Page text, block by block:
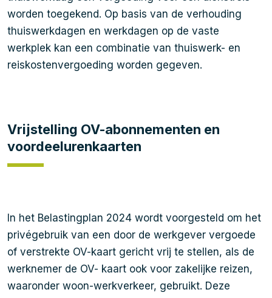
worden toegekend. Op basis van de verhouding
thuiswerkdagen en werkdagen op de vaste
werkplek kan een combinatie van thuiswerk- en
reiskostenvergoeding worden gegeven.
Vrijstelling OV-abonnementen en
voordeelurenkaarten
In het Belastingplan 2024 wordt voorgesteld om het
privégebruik van een door de werkgever vergoede
of verstrekte OV-kaart gericht vrij te stellen, als de
werknemer de OV- kaart ook voor zakelijke reizen,
waaronder woon-werkverkeer, gebruikt. Deze